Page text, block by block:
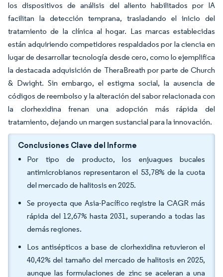
los dispositivos de análisis del aliento habilitados por IA
facilitan la detección temprana, trasladando el inicio del
tratamiento de la clínica al hogar. Las marcas establecidas
están adquiriendo competidores respaldados por la ciencia en
lugar de desarrollar tecnología desde cero, como lo ejemplifica
la destacada adquisición de TheraBreath por parte de Church
& Dwight. Sin embargo, el estigma social, la ausencia de
códigos de reembolso y la alteración del sabor relacionada con
la clorhexidina frenan una adopción más rápida del
tratamiento, dejando un margen sustancial para la innovación.
Conclusiones Clave del Informe
Por tipo de producto, los enjuagues bucales
antimicrobianos representaron el 53,78% de la cuota
del mercado de halitosis en 2025.
Se proyecta que Asia-Pacífico registre la CAGR más
rápida del 12,67% hasta 2031, superando a todas las
demás regiones.
Los antisépticos a base de clorhexidina retuvieron el
40,42% del tamaño del mercado de halitosis en 2025,
aunque las formulaciones de zinc se aceleran a una